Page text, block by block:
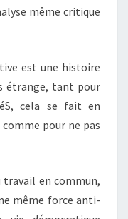
même critique
est une histoire
étrange, tant pour
cela se fait en
pour ne pas
en commun,
même force anti-